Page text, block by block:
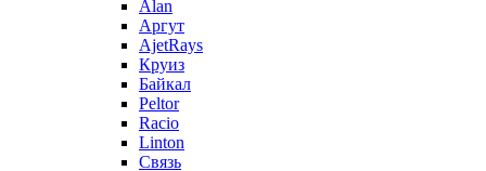
Alan
Аргут
AjetRays
Круиз
Байкал
Peltor
Racio
Linton
Связь